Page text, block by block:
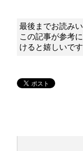
最後までお読み
この記事が参考
けると嬉しいです